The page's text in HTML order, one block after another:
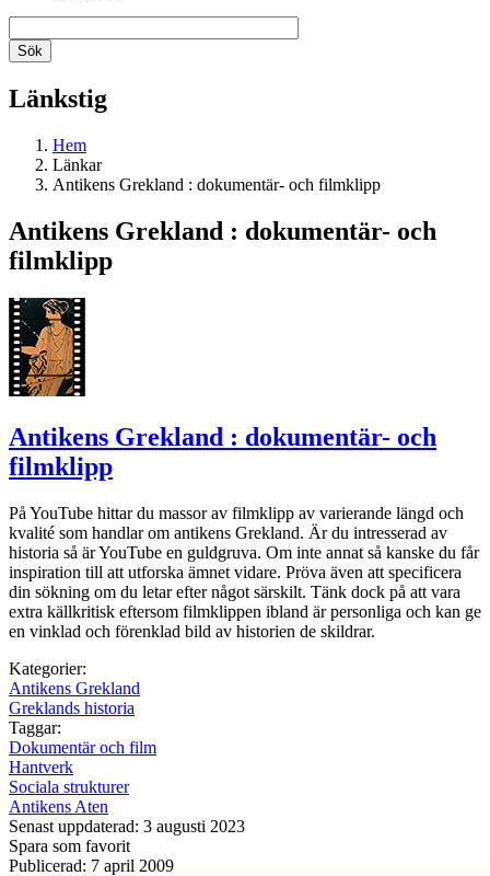
Länkstig
Hem
Länkar
Antikens Grekland : dokumentär- och filmklipp
Antikens Grekland : dokumentär- och
filmklipp
Antikens Grekland : dokumentär- och
filmklipp
På YouTube hittar du massor av filmklipp av varierande längd och
kvalité som handlar om antikens Grekland. Är du intresserad av
historia så är YouTube en guldgruva. Om inte annat så kanske du får
inspiration till att utforska ämnet vidare. Pröva även att specificera
din sökning om du letar efter något särskilt. Tänk dock på att vara
extra källkritisk eftersom filmklippen ibland är personliga och kan ge
en vinklad och förenklad bild av historien de skildrar.
Kategorier:
Antikens Grekland
Greklands historia
Taggar:
Dokumentär och film
Hantverk
Sociala strukturer
Antikens Aten
Senast uppdaterad: 3 augusti 2023
Spara som favorit
Publicerad: 7 april 2009